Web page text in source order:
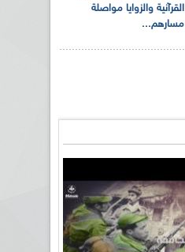
القرآنية والزوايا مواصلة
مسارهم...